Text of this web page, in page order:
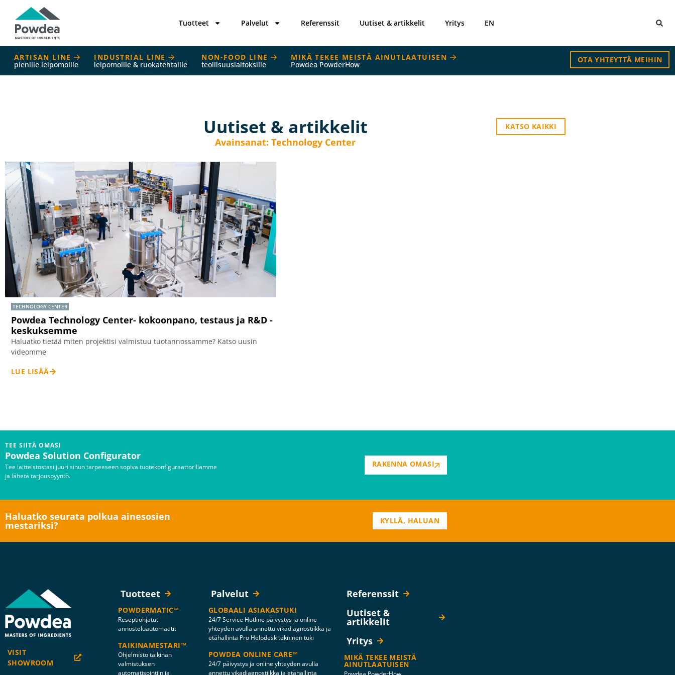
Tuotteet Palvelut Referenssit Uutiset & artikkelit Yritys EN
ARTISAN LINE
pienille leipomoille
INDUSTRIAL LINE
leipomoille & ruokatehtaille
NON-FOOD LINE
teollisuuslaitoksille
MIKÄ TEKEE MEISTÄ AINUTLAATUISEN
Powdea PowderHow
OTA YHTEYTTÄ MEIHIN
Uutiset & artikkelit
Avainsanat: Technology Center
KATSO KAIKKI
TECHNOLOGY CENTER
Powdea Technology Center- kokoonpano, testaus ja R&D -
keskuksemme
Haluatko tietää miten projektisi valmistuu tuotannossamme? Katso uusin
videomme
LUE LISÄÄ
TEE SIITÄ OMASI
Powdea Solution Configurator
Tee laitteistostasi juuri sinun tarpeeseen sopiva tuotekonfiguraattorillamme
ja lähetä tarjouspyyntö.
RAKENNA OMASI
Haluatko seurata polkua ainesosien
mestariksi? KYLLÄ, HALUAN
VISIT
SHOWROOM
Tuotteet
POWDERMATIC™
Reseptiohjatut
annosteluautomaatit
TAIKINAMESTARI™
Ohjelmisto taikinan
valmistuksen
automatisointiin ja
Palvelut
GLOBAALI ASIAKASTUKI
24/7 Service Hotline päivystys ja online
yhteyden avulla annettu vikadiagnostiikka ja
etähallinta Pro Helpdesk tekninen tuki
POWDEA ONLINE CARE™
24/7 päivystys ja online yhteyden avulla
annettu vikadiagnostiikka ja etähallinta
Referenssit
Uutiset &
artikkelit
Yritys
MIKÄ TEKEE MEISTÄ
AINUTLAATUISEN